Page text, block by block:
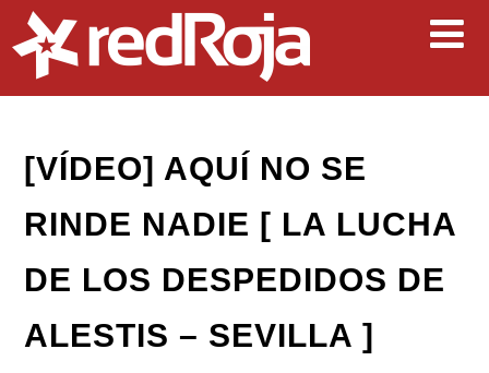
[VÍDEO] AQUÍ NO SE
RINDE NADIE [ LA LUCHA
DE LOS DESPEDIDOS DE
ALESTIS – SEVILLA ]